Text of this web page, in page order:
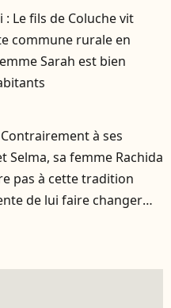
: Le fils de Coluche vit
commune rurale en
Sarah est bien
à ses
Selma, sa femme Rachida
pas à cette tradition
de lui faire changer